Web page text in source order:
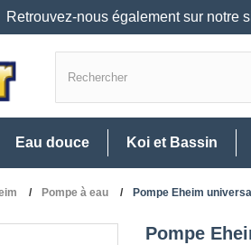
Retrouvez-nous également sur notre
Eau douce Koi et Bassin
Pompe à eau Pompe Eheim
Pompe